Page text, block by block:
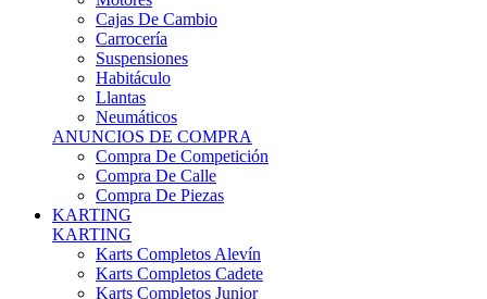
Carrocería
Suspensiones
Habitáculo
Llantas
Neumáticos
ANUNCIOS DE COMPRA
Compra De Competición
Compra De Calle
Compra De Piezas
KARTING
KARTING
Karts Completos Alevín
Karts Completos Cadete
Karts Completos Junior
Karts Completos Senior